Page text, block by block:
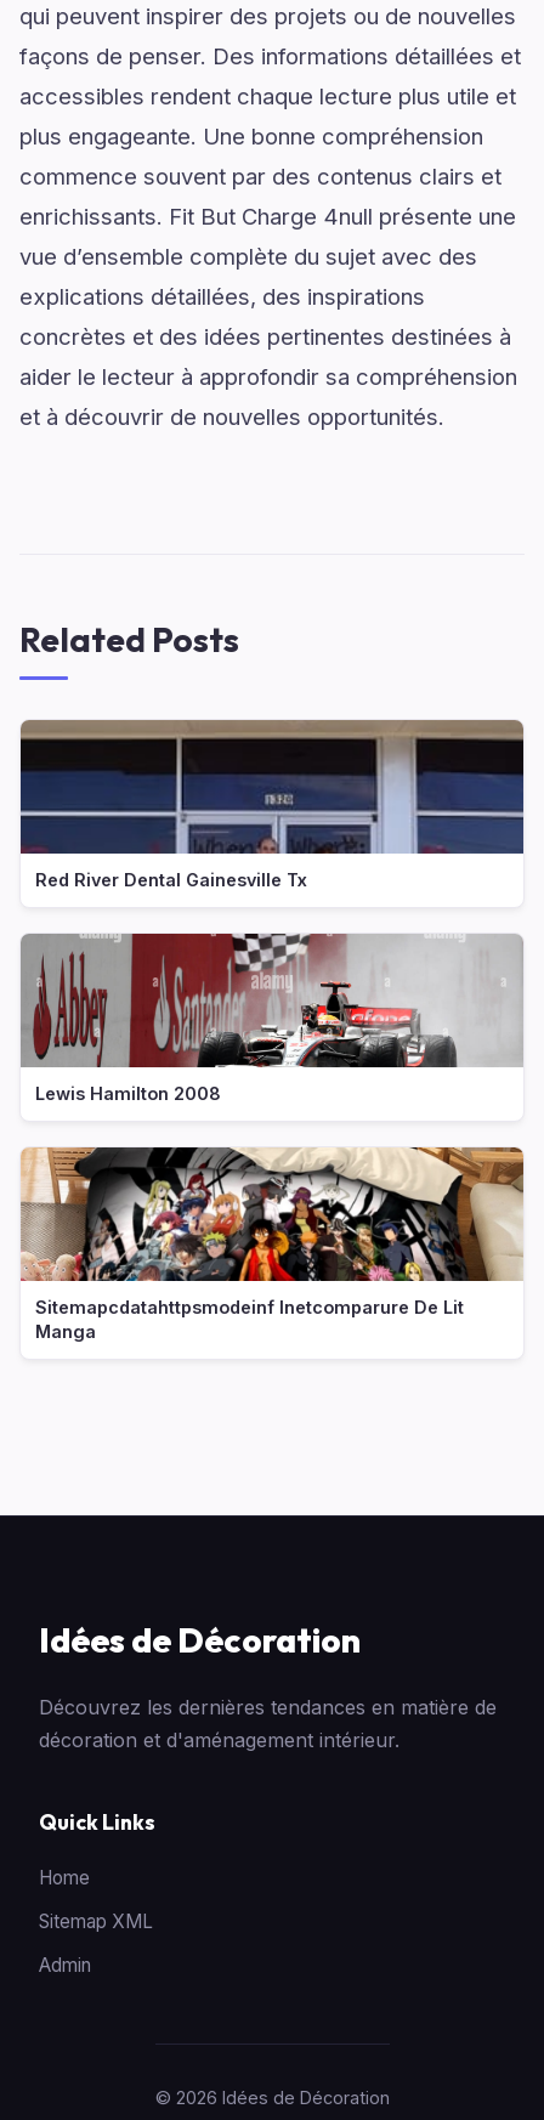
qui peuvent inspirer des projets ou de nouvelles
façons de penser. Des informations détaillées et
accessibles rendent chaque lecture plus utile et
plus engageante. Une bonne compréhension
commence souvent par des contenus clairs et
enrichissants. Fit But Charge 4null présente une
vue d’ensemble complète du sujet avec des
explications détaillées, des inspirations
concrètes et des idées pertinentes destinées à
aider le lecteur à approfondir sa compréhension
et à découvrir de nouvelles opportunités.
Related Posts
Red River Dental Gainesville Tx
Lewis Hamilton 2008
Sitemapcdatahttpsmodeinf Inetcomparure De Lit
Manga
Idées de Décoration
Découvrez les dernières tendances en matière de
décoration et d'aménagement intérieur.
Quick Links
Home
Sitemap XML
Admin
© 2026 Idées de Décoration